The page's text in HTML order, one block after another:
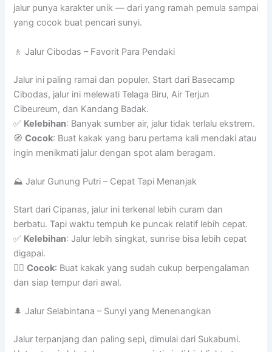
jalur punya karakter unik — dari yang ramah pemula sampai
yang cocok buat pencari sunyi.
🚶 Jalur Cibodas – Favorit Para Pendaki
Jalur ini paling ramai dan populer. Start dari Basecamp
Cibodas, jalur ini melewati Telaga Biru, Air Terjun
Cibeureum, dan Kandang Badak.
✅ Kelebihan: Banyak sumber air, jalur tidak terlalu ekstrem.
🧭Cocok: Buat kakak yang baru pertama kali mendaki atau
ingin menikmati jalur dengan spot alam beragam.
⛰️ Jalur Gunung Putri – Cepat Tapi Menanjak
Start dari Cipanas, jalur ini terkenal lebih curam dan
berbatu. Tapi waktu tempuh ke puncak relatif lebih cepat.
✅ Kelebihan: Jalur lebih singkat, sunrise bisa lebih cepat
digapai.
🧗‍♂️Cocok: Buat kakak yang sudah cukup berpengalaman
dan siap tempur dari awal.
🌲 Jalur Selabintana – Sunyi yang Menenangkan
Jalur terpanjang dan paling sepi, dimulai dari Sukabumi.